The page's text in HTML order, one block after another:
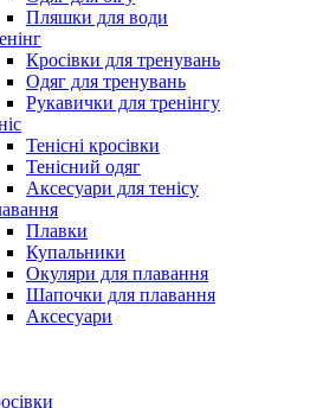
Пляшки для води
Кросівки для тренувань
Одяг для тренувань
Рукавички для тренінгу
Тенісні кросівки
Тенісний одяг
Аксесуари для тенісу
Плавки
Купальники
Окуляри для плавання
Шапочки для плавання
Аксесуари